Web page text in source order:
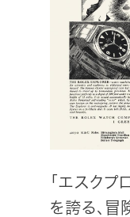
「エスク
を誇る、